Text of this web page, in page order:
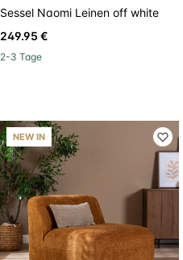
Sessel Naomi Leinen off white
249.95 €
2-3 Tage
NEW IN